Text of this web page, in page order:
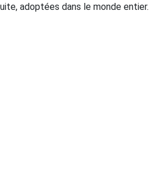
adoptées dans le monde entier.